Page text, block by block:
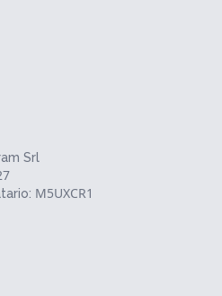
Srl
M5UXCR1